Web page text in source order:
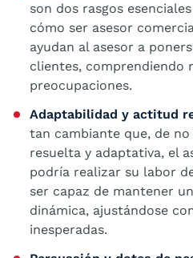
son dos rasgos
cómo ser asesor
ayudan al asesor a
clientes, comprendiendo
preocupaciones.
Adaptabilidad y actitud
tan cambiante que, de
resuelta y adaptativa, el
podría realizar su labor
ser capaz de mantener
dinámica, ajustándose
inesperadas.